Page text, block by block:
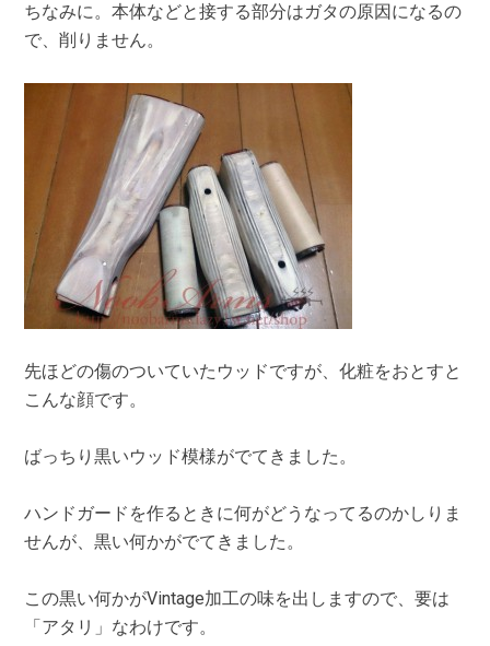
ちなみに。本体などと接する部分はガタの原因になるの
で、削りません。
先ほどの傷のついていたウッドですが、化粧をおとすと
こんな顔です。
ばっちり黒いウッド模様がでてきました。
ハンドガードを作るときに何がどうなってるのかしりま
せんが、黒い何かがでてきました。
この黒い何かがVintage加工の味を出しますので、要は
「アタリ」なわけです。